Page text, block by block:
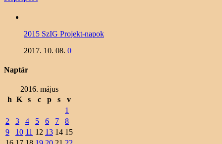
2015 SzIG Projekt-napok
2017. 10. 08. 0
Naptár
2016. május
h K s c p s
v
1
2
3 4 5 6 7
8
9
10 11 12 13 14 15